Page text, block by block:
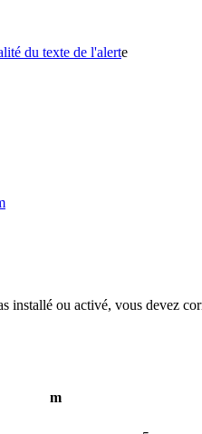
du texte de l'alerte
installé ou activé, vous devez
m